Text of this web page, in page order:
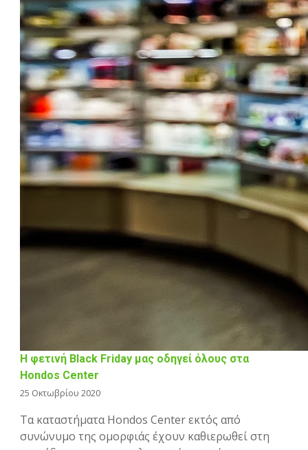
Η φετινή Black Friday μας οδηγεί όλους στα
Hondos Center
25 Οκτωβρίου 2020
Τα καταστήματα Hondos Center εκτός από
συνώνυμο της ομορφιάς έχουν καθιερωθεί στη